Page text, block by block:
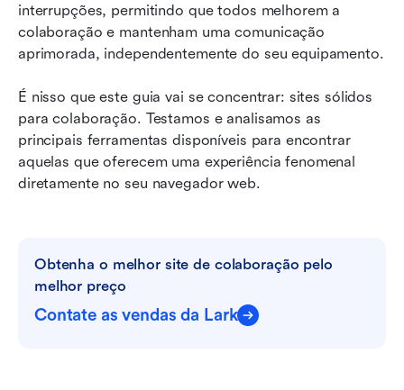
interrupções, permitindo que todos melhorem a
colaboração e mantenham uma comunicação
aprimorada, independentemente do seu equipamento.
É nisso que este guia vai se concentrar: sites sólidos
para colaboração. Testamos e analisamos as
principais ferramentas disponíveis para encontrar
aquelas que oferecem uma experiência fenomenal
diretamente no seu navegador web.
Obtenha o melhor site de colaboração pelo
melhor preço
Contate as vendas da Lark